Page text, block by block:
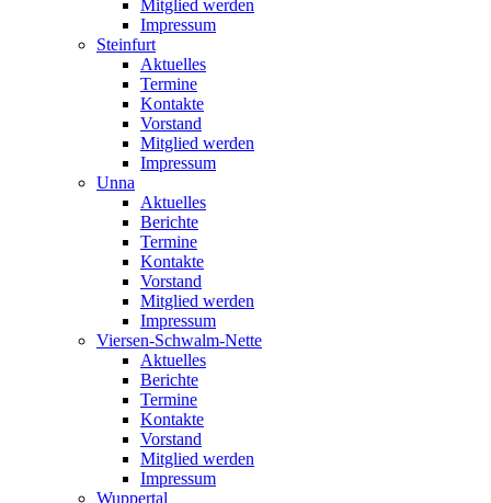
Mitglied werden
Impressum
Steinfurt
Aktuelles
Termine
Kontakte
Vorstand
Mitglied werden
Impressum
Unna
Aktuelles
Berichte
Termine
Kontakte
Vorstand
Mitglied werden
Impressum
Viersen-Schwalm-Nette
Aktuelles
Berichte
Termine
Kontakte
Vorstand
Mitglied werden
Impressum
Wuppertal